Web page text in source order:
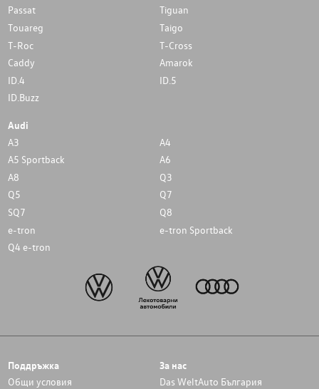
Passat
Tiguan
Touareg
Taigo
T-Roc
T-Cross
Caddy
Amarok
ID.4
ID.5
ID.Buzz
Audi
A3
A4
A5 Sportback
A6
A8
Q3
Q5
Q7
SQ7
Q8
e-tron
e-tron Sportback
Q4 e-tron
Поддръжка
Общи условия
За нас
Das WeltAuto България